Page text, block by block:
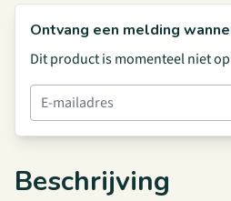
Ontvang een melding
Dit product is momenteel niet
Beschrijving